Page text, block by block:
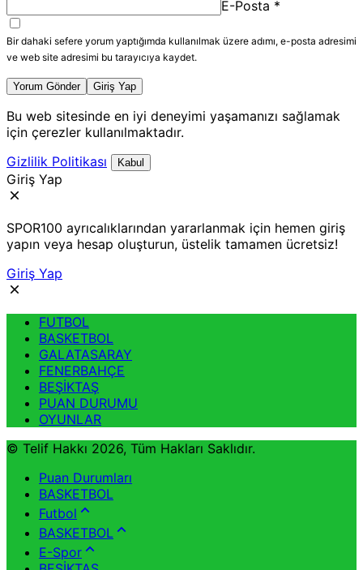
E-Posta *
Bir dahaki sefere yorum yaptığımda kullanılmak üzere adımı, e-posta adresimi
ve web site adresimi bu tarayıcıya kaydet.
Yorum Gönder Giriş Yap
Bu web sitesinde en iyi deneyimi yaşamanızı sağlamak
için çerezler kullanılmaktadır.
Gizlilik Politikası
Kabul
Giriş Yap
SPOR100 ayrıcalıklarından yararlanmak için hemen giriş
yapın veya hesap oluşturun, üstelik tamamen ücretsiz!
Giriş Yap
FUTBOL
BASKETBOL
GALATASARAY
FENERBAHÇE
BEŞİKTAŞ
PUAN DURUMU
OYUNLAR
© Telif Hakkı 2026, Tüm Hakları Saklıdır.
Puan Durumları
BASKETBOL
Futbol
BASKETBOL
E-Spor